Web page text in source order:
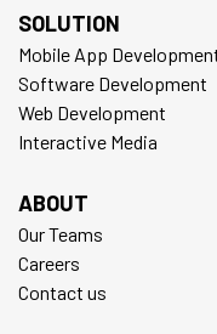
SOLUTION
Mobile App
Software Development
Web Development
Interactive Media
ABOUT
Our Teams
Careers
Contact us